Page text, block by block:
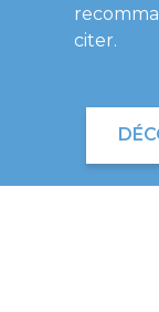
citer.